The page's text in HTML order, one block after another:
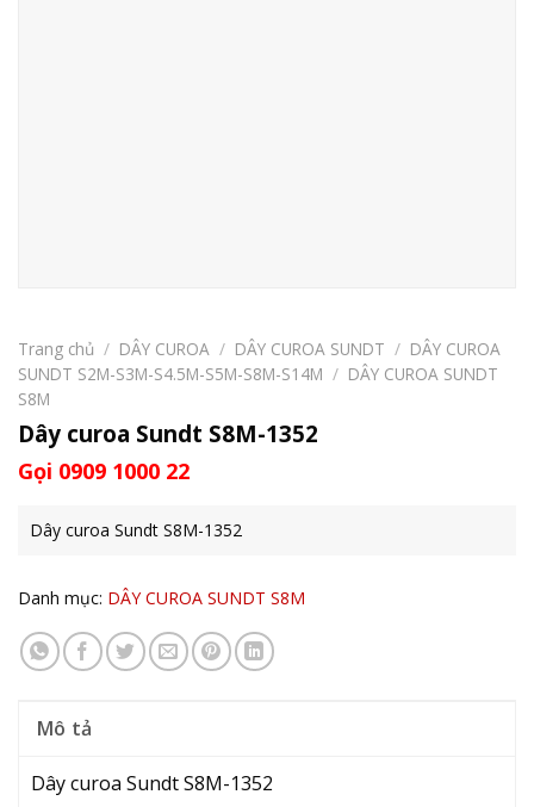
Trang chủ / DÂY CUROA / DÂY CUROA SUNDT / DÂY CUROA
SUNDT S2M-S3M-S4.5M-S5M-S8M-S14M / DÂY CUROA SUNDT
S8M
Dây curoa Sundt S8M-1352
Gọi 0909 1000 22
Dây curoa Sundt S8M-1352
Danh mục: DÂY CUROA SUNDT S8M
Mô tả
Dây curoa Sundt S8M-1352